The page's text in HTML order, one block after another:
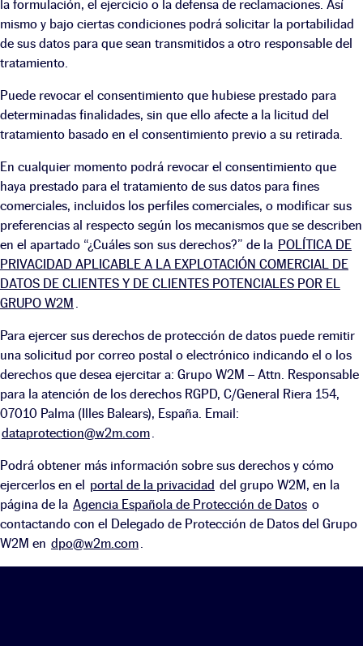
la formulación, el ejercicio o la defensa de reclamaciones. Así
mismo y bajo ciertas condiciones podrá solicitar la portabilidad
de sus datos para que sean transmitidos a otro responsable del
tratamiento.
Puede revocar el consentimiento que hubiese prestado para
determinadas finalidades, sin que ello afecte a la licitud del
tratamiento basado en el consentimiento previo a su retirada.
En cualquier momento podrá revocar el consentimiento que
haya prestado para el tratamiento de sus datos para fines
comerciales, incluidos los perfiles comerciales, o modificar sus
preferencias al respecto según los mecanismos que se describen
en el apartado “¿Cuáles son sus derechos?” de la POLÍTICA DE
PRIVACIDAD APLICABLE A LA EXPLOTACIÓN COMERCIAL DE
DATOS DE CLIENTES Y DE CLIENTES POTENCIALES POR EL
GRUPO W2M .
Para ejercer sus derechos de protección de datos puede remitir
una solicitud por correo postal o electrónico indicando el o los
derechos que desea ejercitar a: Grupo W2M – Attn. Responsable
para la atención de los derechos RGPD, C/General Riera 154,
07010 Palma (Illes Balears), España. Email:
dataprotection@w2m.com.
Podrá obtener más información sobre sus derechos y cómo
ejercerlos en el portal de la privacidad del grupo W2M, en la
página de la Agencia Española de Protección de Datos o
contactando con el Delegado de Protección de Datos del Grupo
W2M en dpo@w2m.com.